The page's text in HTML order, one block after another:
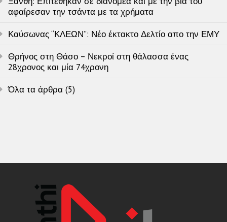
αφαίρεσαν την τσάντα με τα χρήματα
Καύσωνας “ΚΛΕΩΝ”: Νέο έκτακτο Δελτίο απο την ΕΜΥ
Θρήνος στη Θάσο – Νεκροί στη θάλασσα ένας
28χρονος και μία 74χρονη
Όλα τα άρθρα (5)